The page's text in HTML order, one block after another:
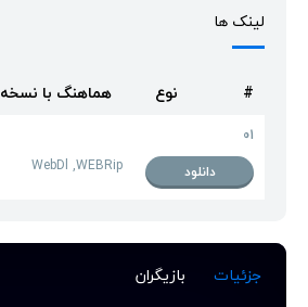
لینک ها
# نوع هماهنگ با نسخه
01
دانلود
WebDl ,WEBRip
جزئیات بازیگران